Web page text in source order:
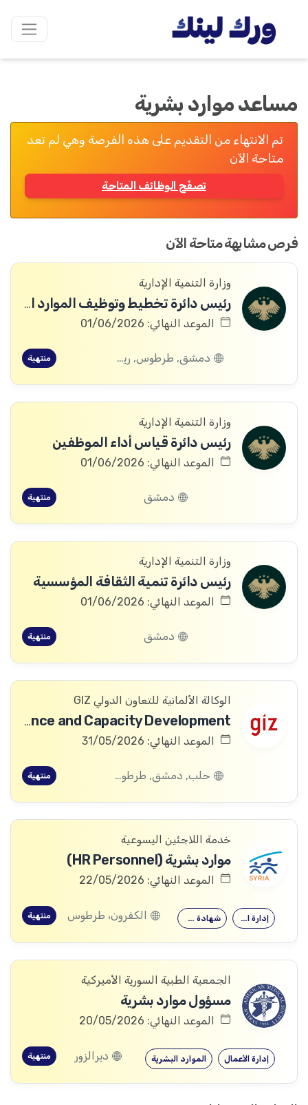
مساعد موارد بشرية
تم الانتهاء من التقديم على هذه الفرصة وهي لم تعد
متاحة الآن
تصفّح الوظائف المتاحة
فرص مشابهة متاحة الآن
وزارة التنمية الإدارية
رئيس دائرة تخطيط وتوظيف الموارد البشرية
الموعد النهائي: 01/06/2026
دمشق, طرطوس, ريف دمشق, ديرالزور, درعا, الرقة, حمص منتهية
وزارة التنمية الإدارية
رئيس دائرة قياس أداء الموظفين
الموعد النهائي: 01/06/2026
دمشق منتهية
وزارة التنمية الإدارية
رئيس دائرة تنمية الثقافة المؤسسية
الموعد النهائي: 01/06/2026
دمشق منتهية
الوكالة الألمانية للتعاون الدولي GIZ
Advisor Good Governance and Capacity Development
الموعد النهائي: 31/05/2026
حلب, دمشق, طرطوس, ريف دمشق, ديرالزور, درعا, السويداء, إدلب, القنيطرة, اللاذقية, الرقة, حمص, الحسكة, حماة منتهية
خدمة اللاجئين اليسوعية
موارد بشرية (HR Personnel)
الموعد النهائي: 22/05/2026
شهادة جامعية إدارة الأعمال الكفرون، طرطوس منتهية
الجمعية الطبية السورية الأميركية
مسؤول موارد بشرية
الموعد النهائي: 20/05/2026
الموارد البشرية إدارة الأعمال ديرالزور منتهية